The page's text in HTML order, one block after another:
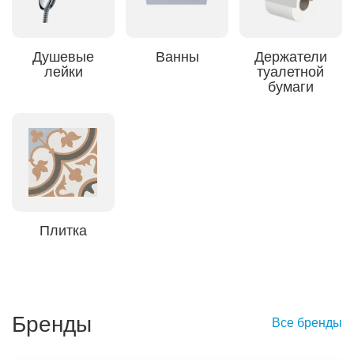
Душевые
лейки
Ванны Держатели
туалетной
бумаги
Плитка
Бренды Все бренды